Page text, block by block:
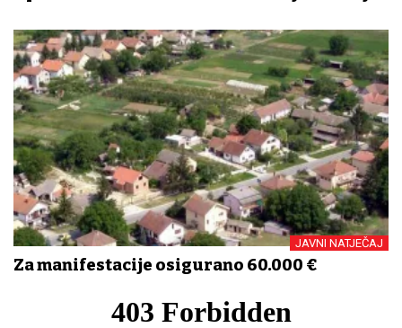
JAVNI NATJEČAJ
Za manifestacije osigurano 60.000 €